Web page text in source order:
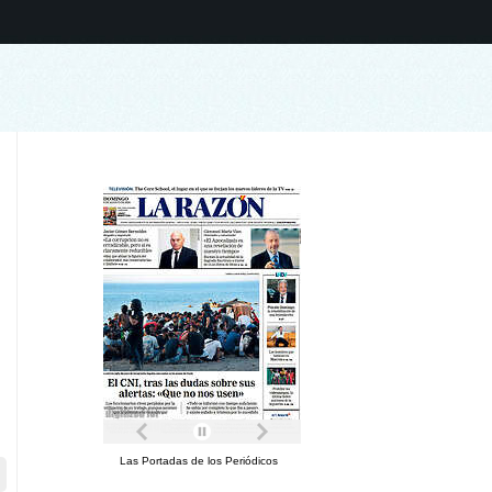
Las Portadas de los Periódicos